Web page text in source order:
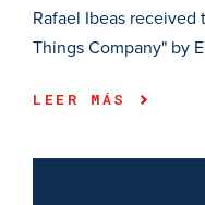
Rafael Ibeas received
Things Company" by
LEER MÁS